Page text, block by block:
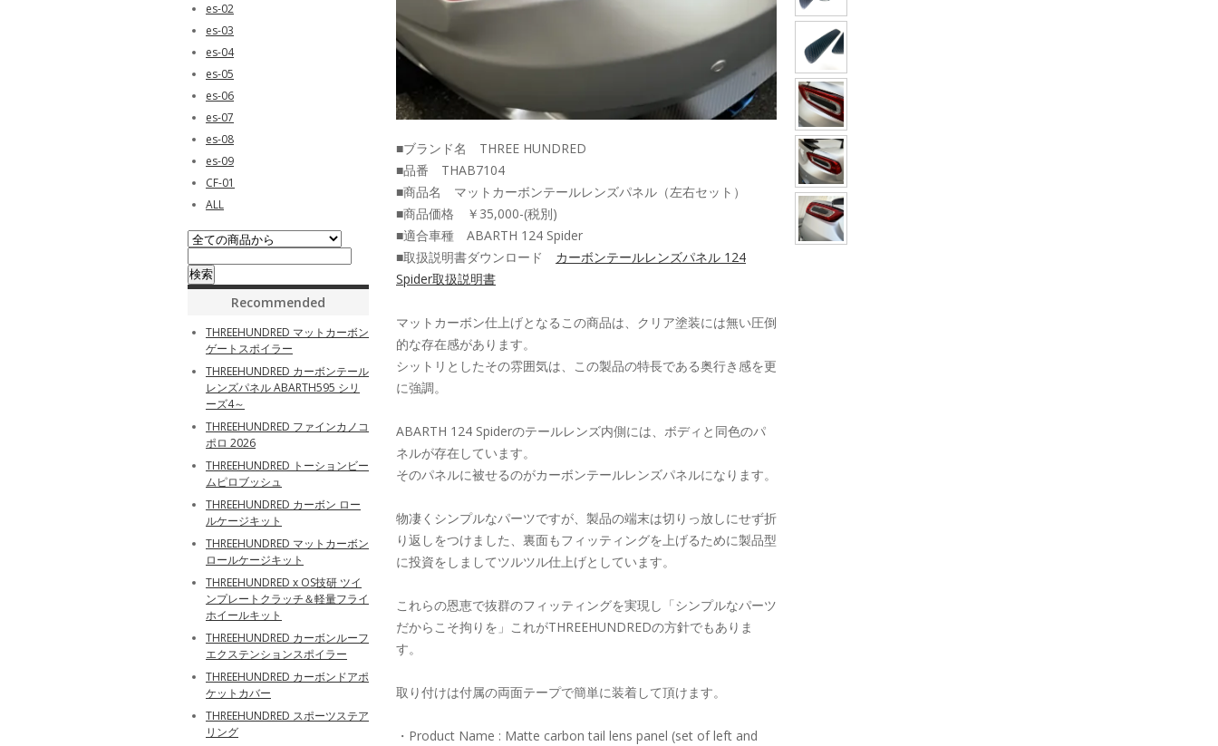
■ブランド名 THREE HUNDRED
■品番 THAB7104
■商品名 マットカーボンテールレンズパネル（左右セット）
■商品価格 ￥35,000-(税別)
■適合車種 ABARTH 124 Spider
■取扱説明書ダウンロード カーボンテールレンズパネル 124
Spider取扱説明書
マットカーボン仕上げとなるこの商品は、クリア塗装には無い圧倒
的な存在感があります。
シットリとしたその雰囲気は、この製品の特長である奥行き感を更
に強調。
ABARTH 124 Spiderのテールレンズ内側には、ボディと同色のパ
ネルが存在しています。
そのパネルに被せるのがカーボンテールレンズパネルになります。
物凄くシンプルなパーツですが、製品の端末は切りっ放しにせず折
り返しをつけました、裏面もフィッティングを上げるために製品型
に投資をしましてツルツル仕上げとしています。
これらの恩恵で抜群のフィッティングを実現し「シンプルなパーツ
だからこそ拘りを」これがTHREEHUNDREDの方針でもありま
す。
取り付けは付属の両面テープで簡単に装着して頂けます。
・Product Name : Matte carbon tail lens panel (set of left and
es-02
es-03
es-04
es-05
es-06
es-07
es-08
es-09
CF-01
ALL
Recommended
THREEHUNDRED マットカーボン
ゲートスポイラー
THREEHUNDRED カーボンテール
レンズパネル ABARTH595 シリ
ーズ4～
THREEHUNDRED ファインカノコ
ポロ 2026
THREEHUNDRED トーションビー
ムピロブッシュ
THREEHUNDRED カーボン ロー
ルケージキット
THREEHUNDRED マットカーボン
ロールケージキット
THREEHUNDRED x OS技研 ツイ
ンプレートクラッチ＆軽量フライ
ホイールキット
THREEHUNDRED カーボンルーフ
エクステンションスポイラー
THREEHUNDRED カーボンドアポ
ケットカバー
THREEHUNDRED スポーツステア
リング